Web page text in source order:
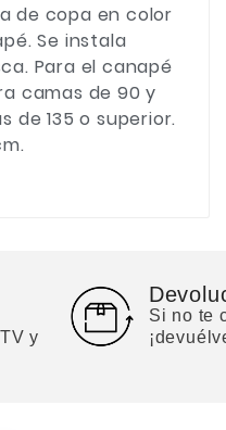
de copa en color
Se instala
Para el canapé
camas de 90 y
de 135 o superior.
y
Si no te